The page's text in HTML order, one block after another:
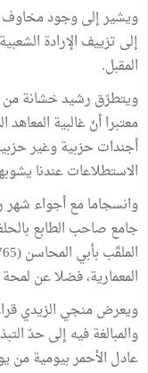
ويشير إلى وجود
إلى تزييف الإرادة
المقبل.
ويتطرّق رشيد خشانة من
معتبرا أنّ غالبية
أجندات حزبية وغير
الاستطلاعات عندنا
وانسجاما مع أجواء
جامع صاحب الطابع
المعمارية، فضلا عن
ويعرض منجي الزيدي
والمبالغة فيه إلى حدّ
عادل الأحمر بيومية